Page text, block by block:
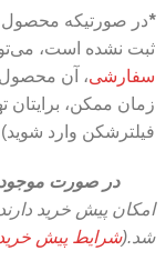
*در صورتیکه محصول
ثبت نشده است،
سفارشی، آن محصول
زمان ممکن، برایتان
فیلترشکن وارد شوید)
در صورت موجود
امکان پیش خرید دارند، طی 5
شد.(شرایط پیش